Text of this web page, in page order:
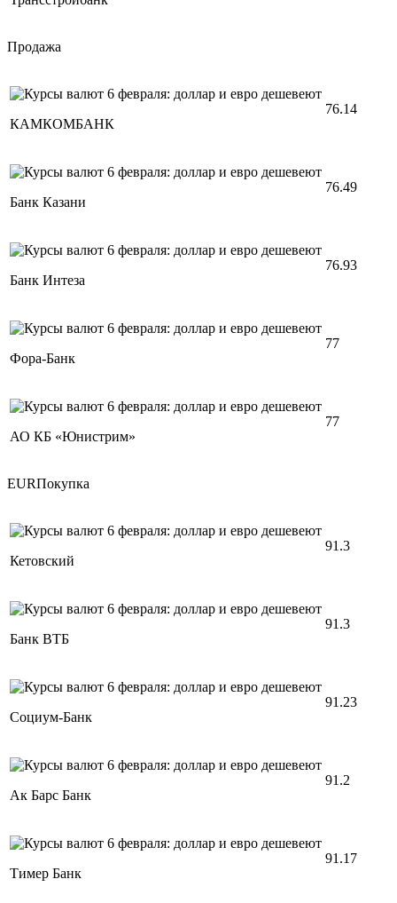
Продажа
КАМКОМБАНК
76.14
Банк Казани
76.49
Банк Интеза
76.93
Фора-Банк
77
АО КБ «Юнистрим»
77
EURПокупка
Кетовский
91.3
Банк ВТБ
91.3
Социум-Банк
91.23
Ак Барс Банк
91.2
Тимер Банк
91.17